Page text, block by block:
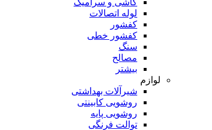
کاشی و سرامیک
لوله اتصالات
کفشور
کفشور خطی
سنگ
مصالح
بیشتر
لوازم
شیرآلات بهداشتی
روشویی کابینتی
روشویی پایه
توالت فرنگی